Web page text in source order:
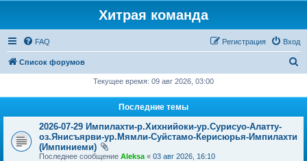
Хитрая команда
FAQ Вход
Регистрация
Список форумов
Текущее время: 09 авг 2026, 03:00
Последние темы
2026-07-29 Импилахти-р.Хихнийоки-ур.Сурисуо-Алатту-
оз.Янисъярви-ур.Мямли-Суйстамо-Керисюрья-Импилахти
(Импиниеми)
Последнее сообщение Aleksa « 03 авг 2026, 16:10